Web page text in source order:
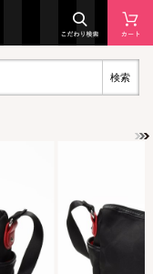
検索